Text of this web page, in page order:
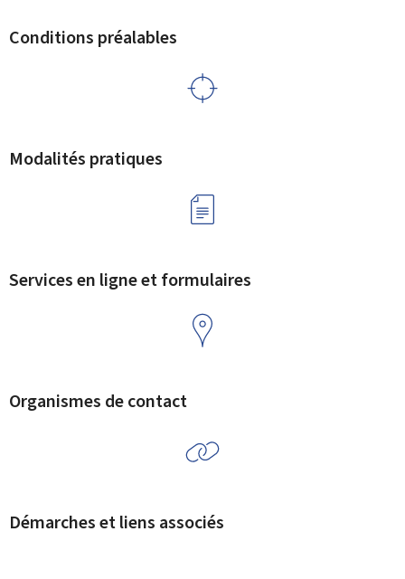
Conditions préalables
Modalités pratiques
Services en ligne et formulaires
Organismes de contact
Démarches et liens associés